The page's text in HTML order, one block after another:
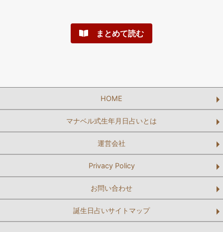
まとめて読む
HOME
マナベル式生年月日占いとは
運営会社
Privacy Policy
お問い合わせ
誕生日占いサイトマップ